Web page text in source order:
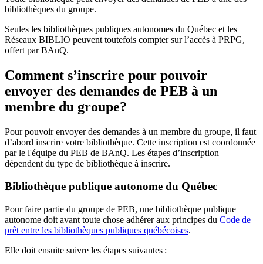
bibliothèques du groupe.
Seules les bibliothèques publiques autonomes du Québec et les
Réseaux BIBLIO peuvent toutefois compter sur l’accès à PRPG,
offert par BAnQ.
Comment s’inscrire pour pouvoir
envoyer des demandes de PEB à un
membre du groupe?
Pour pouvoir envoyer des demandes à un membre du groupe, il faut
d’abord inscrire votre bibliothèque. Cette inscription est coordonnée
par le l'équipe du PEB de BAnQ. Les étapes d’inscription
dépendent du type de bibliothèque à inscrire.
Bibliothèque publique autonome du Québec
Pour faire partie du groupe de PEB, une bibliothèque publique
autonome doit avant toute chose adhérer aux principes du Code de
prêt entre les bibliothèques publiques québécoises.
Elle doit ensuite suivre les étapes suivantes :